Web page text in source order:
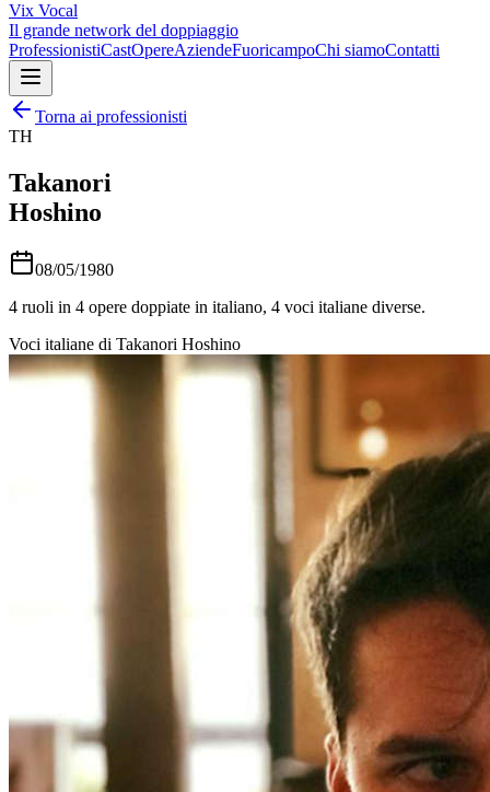
Vix Vocal
Il grande network del doppiaggio
ProfessionistiCastOpereAziendeFuoricampoChi siamoContatti
Torna ai professionisti
TH
Takanori
Hoshino
08/05/1980
4 ruoli in 4 opere doppiate in italiano, 4 voci italiane diverse.
Voci italiane di Takanori Hoshino